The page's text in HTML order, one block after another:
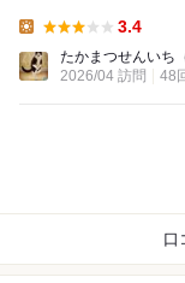
3.4
たかまつせんいち
2026/04 訪問
48
口